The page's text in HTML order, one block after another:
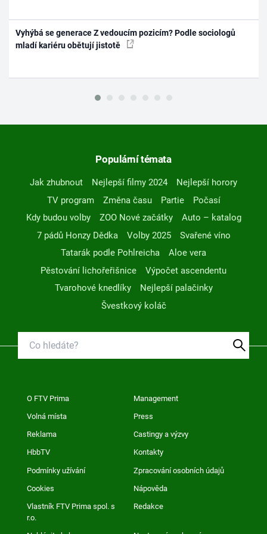
Vyhýbá se generace Z vedoucím pozicím? Podle sociologů
mladí kariéru obětují jistotě
Populární témata
Jak zhubnout Nejlepší filmy 2024
Nejlepší horory
TV program
Změna času Partie
Počasí
Kdy budou volby
ZOO Nové začátky
Auto – katalog
7 pádů Honzy Dědka
Volby 2025
Svařené víno
Tatarák podle Pohlreicha
Aloe vera
Pěstování lichořeřišnice
Výpočet ascendentu
Tvarohové knedlíky
Nejlepší palačinky
Švestkový koláč
O FTV Prima Management
Volná místa Press
Reklama Castingy a výzvy
HbbTV Kontakty
Podmínky užívání Zpracování osobních údajů
Cookies Nápověda
Vlastník FTV Prima spol. s
r.o.
Redakce